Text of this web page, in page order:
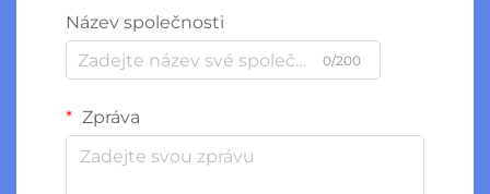
Název společnosti
0/200
Zpráva